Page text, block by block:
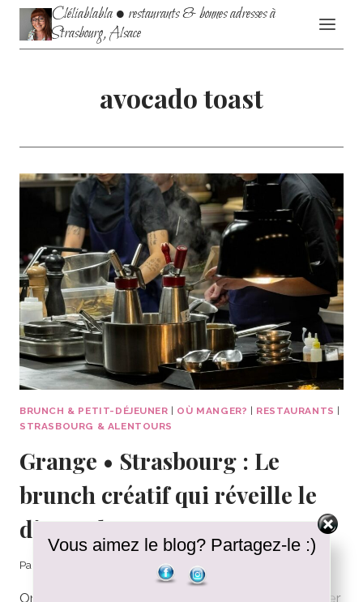
Aller
contenu
Cléliablabla • restaurants & bonnes adresses à
Strasbourg, Alsace
avocado toast
BRUNCH & PETIT-DÉJEUNER | OÙ MANGER? | RESTAURANTS |
STRASBOURG & ALENTOURS
Grange • Strasbourg : Le
brunch créatif qui réveille le
dimanche
Par
On est d’accord, les dimanches sont faits pour flâner
Vous aimez le blog? Partagez-le :)